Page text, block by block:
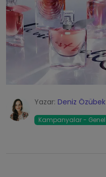
Yazar: Deniz Özübek
Kampanyalar - Genel